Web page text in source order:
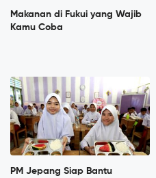
Makanan di Fukui yang Wajib
Kamu Coba
PM Jepang Siap Bantu